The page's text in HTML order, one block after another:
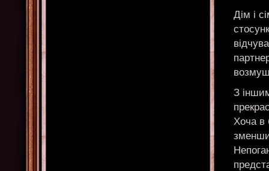
Дім і
З
Хоча в